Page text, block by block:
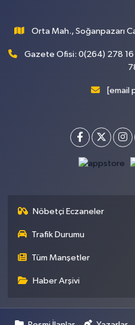
Orta Mah., Soğanpazarı
Gazete Ofisi: 0(264) 278
[email
Nöbetçi Eczaneler
Trafik Durumu
Tüm Manşetler
Haber Arşivi